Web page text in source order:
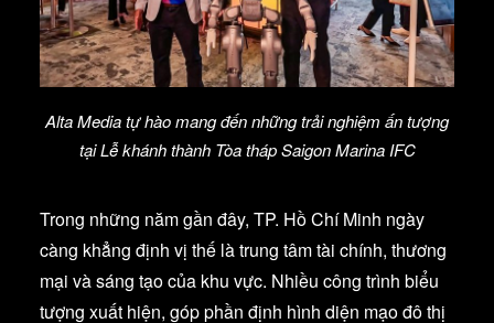
Alta Media tự hào mang đến những trải nghiệm ấn tượng
tại Lễ khánh thành Tòa tháp Saigon Marina IFC
Trong những năm gần đây, TP. Hồ Chí Minh ngày
càng khẳng định vị thế là trung tâm tài chính, thương
mại và sáng tạo của khu vực. Nhiều công trình biểu
tượng xuất hiện, góp phần định hình diện mạo đô thị